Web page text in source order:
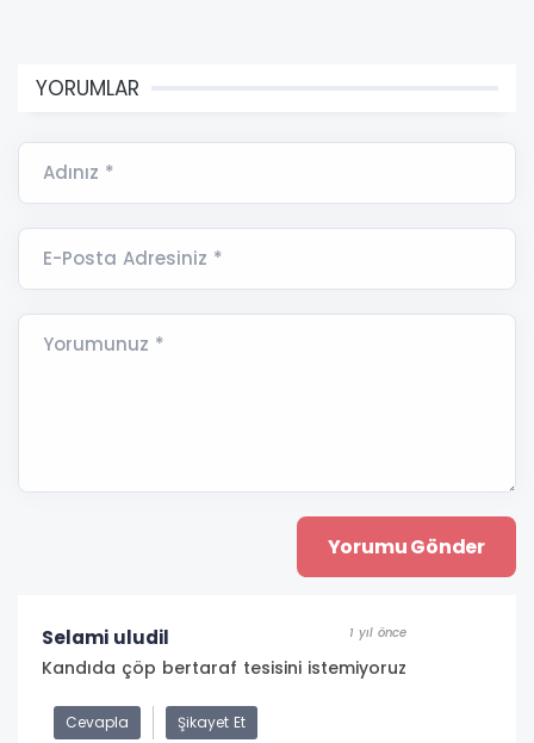
YORUMLAR
Adınız *
E-Posta Adresiniz *
Yorumunuz *
Selami uludil 1 yıl önce
Kandıda çöp bertaraf tesisini istemiyoruz
Cevapla Şikayet Et